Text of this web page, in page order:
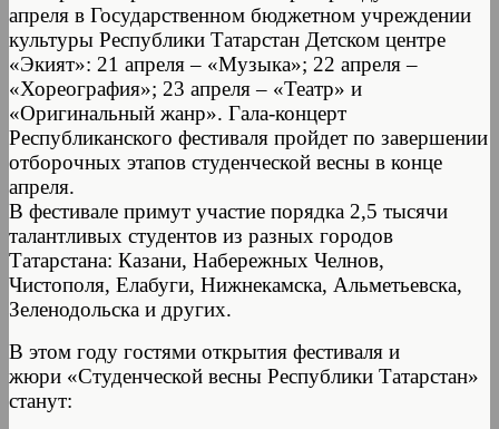
апреля в Государственном бюджетном учреждении
культуры Республики Татарстан Детском центре
«Экият»: 21 апреля – «Музыка»; 22 апреля –
«Хореография»; 23 апреля – «Театр» и
«Оригинальный жанр». Гала-концерт
Республиканского фестиваля пройдет по завершении
отборочных этапов студенческой весны в конце
апреля.
В фестивале примут участие порядка 2,5 тысячи
талантливых студентов из разных городов
Татарстана: Казани, Набережных Челнов,
Чистополя, Елабуги, Нижнекамска, Альметьевска,
Зеленодольска и других.
В этом году гостями открытия фестиваля и
жюри «Студенческой весны Республики Татарстан»
станут: